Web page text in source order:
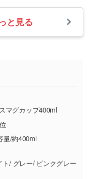
淡を表現した
刷したい／印
ップの指定や、
おります。→
ター部分だけを
が本体色に合わ
うな場合は、ス
こともございま
している場合
場合
いて
場合、または
る場合
交換依頼(商
)
ールにてご連絡
問も受け付けて
～
と見る
マグカップ400ml
量/約400ml
/ グレー/ ピンクグレー